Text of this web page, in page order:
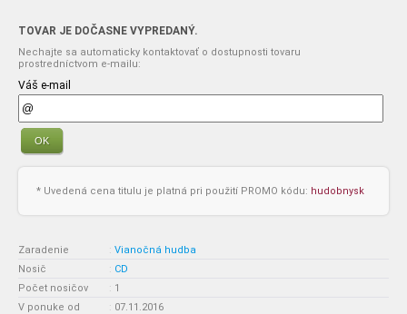
TOVAR JE DOČASNE VYPREDANÝ.
Nechajte sa automaticky kontaktovať o dostupnosti tovaru
prostredníctvom e-mailu:
Váš e-mail
OK
* Uvedená cena titulu je platná pri použití PROMO kódu: hudobnysk
Zaradenie : Vianočná hudba
Nosič
: CD
Počet nosičov
: 1
V ponuke od
: 07.11.2016